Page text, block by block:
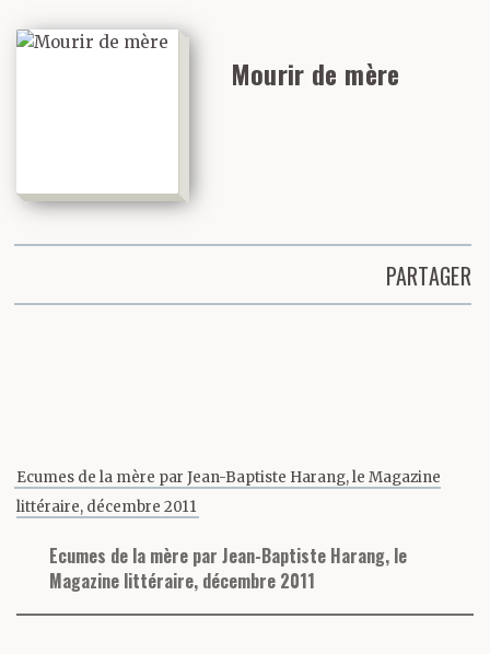
Mourir de mère
PARTAGER
Ecumes de la mère par Jean-Baptiste Harang, le Magazine
littéraire, décembre 2011
Ecumes de la mère par Jean-Baptiste Harang, le
Magazine littéraire, décembre 2011